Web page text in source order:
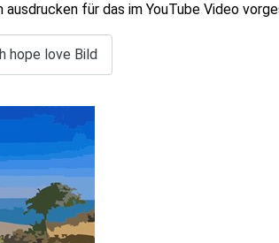
ausdrucken für das im YouTube Video
hope love Bild